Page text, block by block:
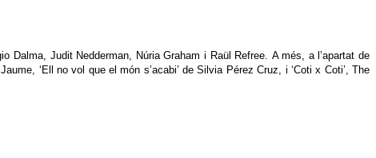
Dalma, Judit Nedderman, Núria Graham i Raül Refree. A més, a l’apartat de
‘Ell no vol que el món s’acabi’ de Silvia Pérez Cruz, i ‘Coti x Coti’, The